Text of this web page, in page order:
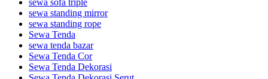
sewa standing mirror
sewa standing rope
Sewa Tenda
sewa tenda bazar
Sewa Tenda Cor
Sewa Tenda Dekorasi